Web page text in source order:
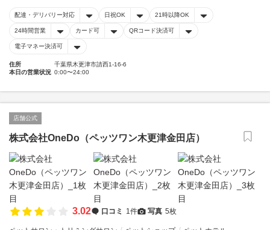
配達・デリバリー対応 日祝OK 21時以降OK
24時間営業 カード可 QRコード決済可
電子マネー決済可
住所
千葉県木更津市請西1-16-6
本日の営業状況 0:00〜24:00
店舗公式
株式会社OneDo（ペッツワン木更津金田店）
3.02 口コミ 1件 写真 5枚